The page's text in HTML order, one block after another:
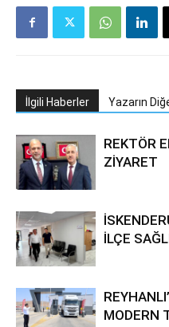
İlgili Haberler Yazarın
REKTÖR
ZİYARET
İLÇE
MODERN